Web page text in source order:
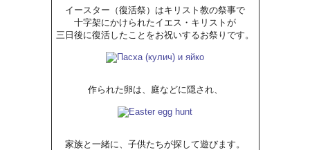
イースター（復活祭）はキリスト教の祭事で
十字架にかけられたイエス・キリストが
三日後に復活したことをお祝いするお祭りです。
作られた卵は、庭などに隠され、
家族と一緒に、子供たちが探して遊びます。